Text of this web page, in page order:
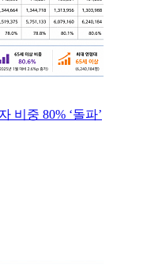
비중 80% ‘돌파’